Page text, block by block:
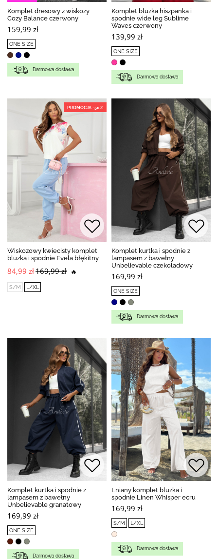
Komplet dresowy z wiskozy
Cozy Balance czerwony
159,99 zł
ONE SIZE
Darmowa dostawa
Komplet bluzka hiszpanka i
spodnie wide leg Sublime
Waves czerwony
139,99 zł
ONE SIZE
Darmowa dostawa
PROMOCJA -50%
Wiskozowy kwiecisty komplet
bluzka i spodnie Evela błękitny
84,99 zł169,99 zł 🔥
S/M L/XL
Komplet kurtka i spodnie z
lampasem z bawełny
Unbelievable czekoladowy
169,99 zł
ONE SIZE
Darmowa dostawa
Komplet kurtka i spodnie z
lampasem z bawełny
Unbelievable granatowy
169,99 zł
ONE SIZE
Darmowa dostawa
Lniany komplet bluzka i
spodnie Linen Whisper ecru
169,99 zł
S/M L/XL
Darmowa dostawa